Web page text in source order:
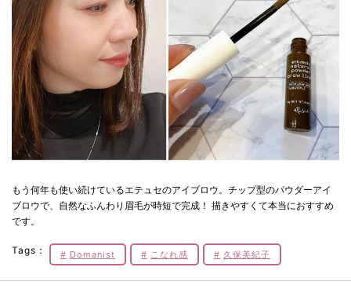
もう何年も使い続けているエテュセのアイブロウ。チップ型のパウダーアイ
ブロウで、自然なふんわり眉毛が時短で完成！ 描きやすくて本当におすすめ
です。
Tags： Domanist こなれ感 久保美紀子